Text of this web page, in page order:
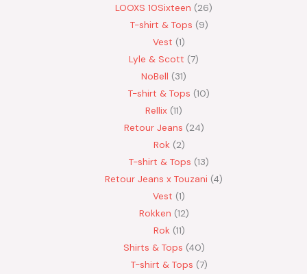
LOOXS 10Sixteen
26
T-shirt & Tops 9
Vest 1
Lyle & Scott 7
NoBell
31
T-shirt & Tops 10
Rellix 11
Retour Jeans 24
Rok 2
T-shirt & Tops 13
Retour Jeans x Touzani 4
Vest 1
Rokken 12
Rok 11
Shirts & Tops 40
T-shirt & Tops 7